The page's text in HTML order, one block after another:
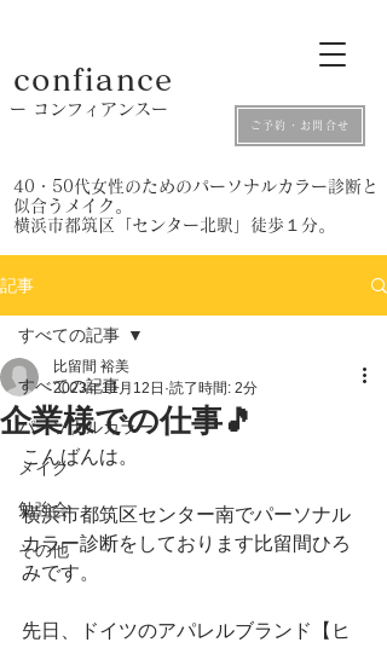
confiance
​ー コンフィアンスー
ご予約・お問合せ
​40・50代女性のためのパーソナルカラー診断と
似合うメイク。
​横浜市都筑区「センター北駅」徒歩１分。
記事
すべての記事
パーソナルカラー
メイク
勉強会
その他
すべての記事
企業様での仕事🎵
比留間 裕美
2023年11月12日 読了時間: 2分
こんばんは。
横浜市都筑区センター南でパーソナル
カラー診断をしております比留間ひろ
みです。
先日、ドイツのアパレルブランド【ヒ